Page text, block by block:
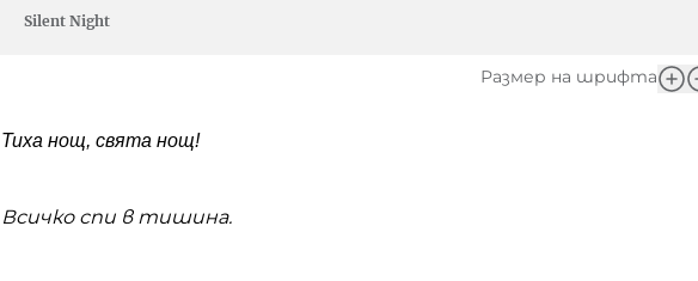
Silent Night
Размер на шрифта
Тиха нощ, свята нощ!
Всичко спи в тишина.